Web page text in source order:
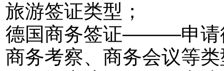
旅游签证类型；
德国商务签证———申请
商务考察、商务会议等